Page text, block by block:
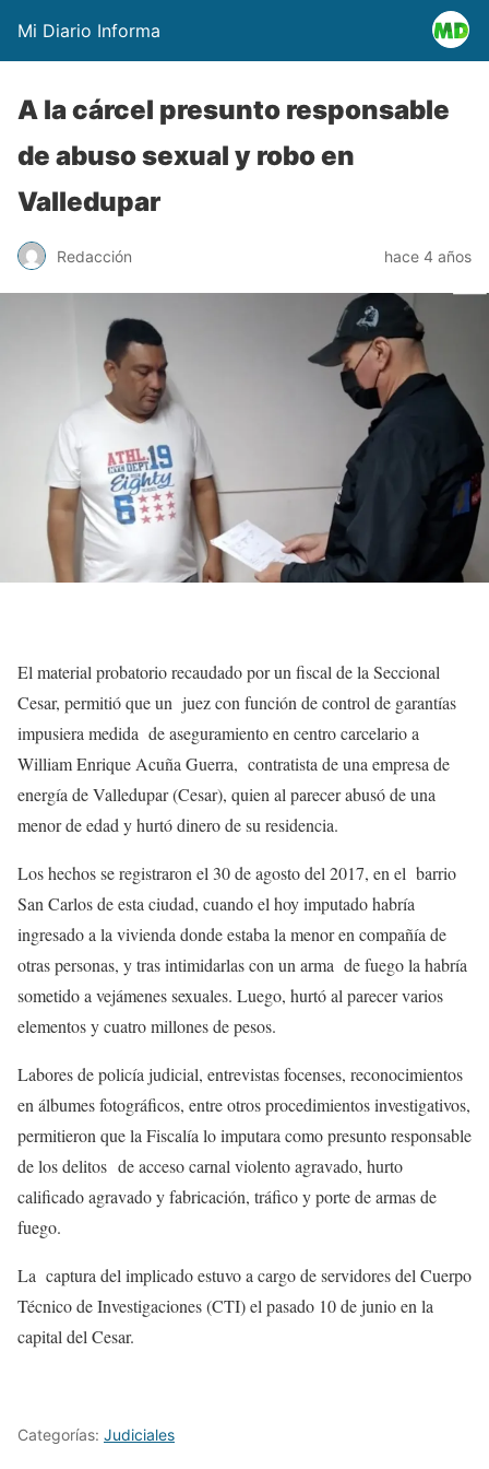
Mi Diario Informa
A la cárcel presunto responsable
de abuso sexual y robo en
Valledupar
Redacción hace 4 años
El material probatorio recaudado por un fiscal de la Seccional
Cesar, permitió que un juez con función de control de garantías
impusiera medida de aseguramiento en centro carcelario a
William Enrique Acuña Guerra, contratista de una empresa de
energía de Valledupar (Cesar), quien al parecer abusó de una
menor de edad y hurtó dinero de su residencia.
Los hechos se registraron el 30 de agosto del 2017, en el barrio
San Carlos de esta ciudad, cuando el hoy imputado habría
ingresado a la vivienda donde estaba la menor en compañía de
otras personas, y tras intimidarlas con un arma de fuego la habría
sometido a vejámenes sexuales. Luego, hurtó al parecer varios
elementos y cuatro millones de pesos.
Labores de policía judicial, entrevistas focenses, reconocimientos
en álbumes fotográficos, entre otros procedimientos investigativos,
permitieron que la Fiscalía lo imputara como presunto responsable
de los delitos de acceso carnal violento agravado, hurto
calificado agravado y fabricación, tráfico y porte de armas de
fuego.
La captura del implicado estuvo a cargo de servidores del Cuerpo
Técnico de Investigaciones (CTI) el pasado 10 de junio en la
capital del Cesar.
Categorías: Judiciales